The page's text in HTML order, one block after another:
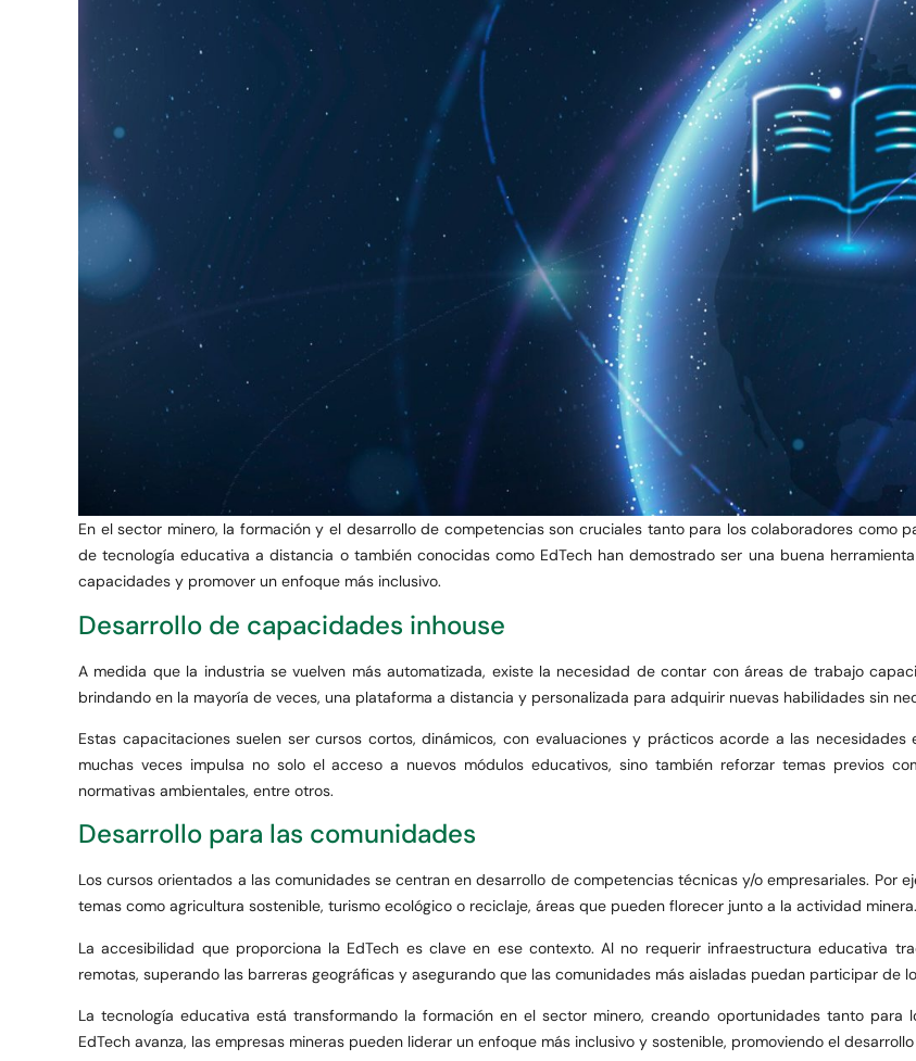
En el sector minero, la formación y el desarrollo de competencias son cruciales tanto para los colaboradores como
de tecnología educativa a distancia o también conocidas como EdTech han demostrado ser una buena
capacidades y promover un enfoque más inclusivo.
Desarrollo de capacidades inhouse
A medida que la industria se vuelven más automatizada, existe la necesidad de contar con áreas de trabajo
brindando en la mayoría de veces, una plataforma a distancia y personalizada para adquirir nuevas habilidades sin
Estas capacitaciones suelen ser cursos cortos, dinámicos, con evaluaciones y prácticos acorde a las
muchas veces impulsa no solo el acceso a nuevos módulos educativos, sino también reforzar temas previos
normativas ambientales, entre otros.
Desarrollo para las comunidades
Los cursos orientados a las comunidades se centran en desarrollo de competencias técnicas y/o empresariales. Por
temas como agricultura sostenible, turismo ecológico o reciclaje, áreas que pueden florecer junto a la actividad minera.
La accesibilidad que proporciona la EdTech es clave en ese contexto. Al no requerir infraestructura educativa
remotas, superando las barreras geográficas y asegurando que las comunidades más aisladas puedan participar de
La tecnología educativa está transformando la formación en el sector minero, creando oportunidades tanto
EdTech avanza, las empresas mineras pueden liderar un enfoque más inclusivo y sostenible, promoviendo el